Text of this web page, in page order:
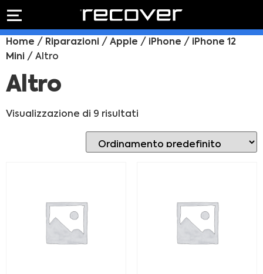
Preventivo online
PREVENTIVO RIPARAZIONE
Rivenditori B2B
PREVENTIVO
Preventivo
RIPARAZIONE
Home / Riparazioni / Apple / iPhone / iPhone 12
Mini / Altro
Altro
Visualizzazione di 9 risultati